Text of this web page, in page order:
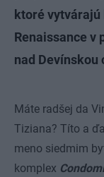
ktoré
Renaissance v
nad Devínskou
Máte radšej da
Tiziana? Títo a
meno siedmim
komplex